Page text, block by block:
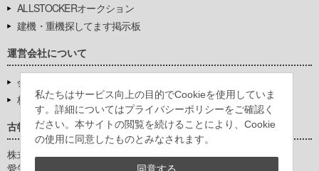
私たちはサービス向上の目的でCookieを使用していま
す。詳細についてはプライバシーポリシーをご確認く
ださい。本サイトの閲覧を続けることにより、Cookie
の使用に同意したものとみなされます。
ALLSTOCKERオークション
建機・重機探してます掲示板
運営会社について
会社基本情報
株式会社豊環境開発
古物営業法に基づく表示
株式会社豊環境開発